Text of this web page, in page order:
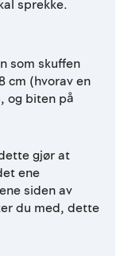
sprekke.
som skuffen
cm (hvorav en
og biten på
gjør at
ene
siden av
du med, dette